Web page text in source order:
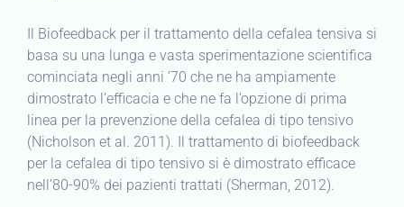
Il Biofeedback per il trattamento della cefalea tensiva si
basa su una lunga e vasta sperimentazione scientifica
cominciata negli anni ’70 che ne ha ampiamente
dimostrato l’efficacia e che ne fa l’opzione di prima
linea per la prevenzione della cefalea di tipo tensivo
(Nicholson et al. 2011). Il trattamento di biofeedback
per la cefalea di tipo tensivo si è dimostrato efficace
nell’80-90% dei pazienti trattati (Sherman, 2012).